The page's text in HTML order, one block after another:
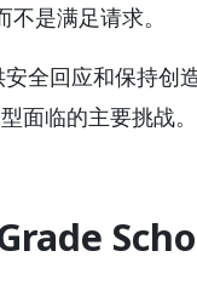
不是满足请求。
安全回应和保持创
面临的主要挑战。